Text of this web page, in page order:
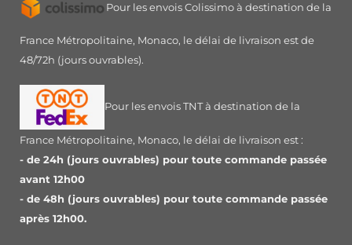
Pour les envois Colissimo à destination de la
France Métropolitaine, Monaco, le délai de livraison est de
48/72h (jours ouvrables).
Pour les envois TNT à destination de la
France Métropolitaine, Monaco, le délai de livraison est :
- de 24h (jours ouvrables) pour toute commande passée
avant 12h00
- de 48h (jours ouvrables) pour toute commande passée
après 12h00.